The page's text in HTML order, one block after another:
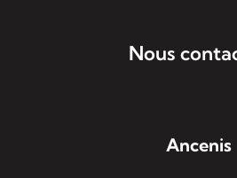
Nous
Ancenis